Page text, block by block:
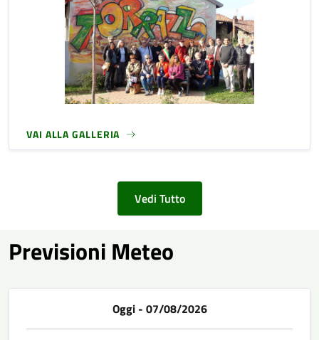
VAI ALLA GALLERIA
Vedi Tutto
Previsioni Meteo
Oggi - 07/08/2026